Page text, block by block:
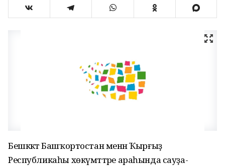
Бешкәктә Башҡортостан менән Ҡырғыҙ
Республикаһы хөкүмәттәре араһында сауҙа-